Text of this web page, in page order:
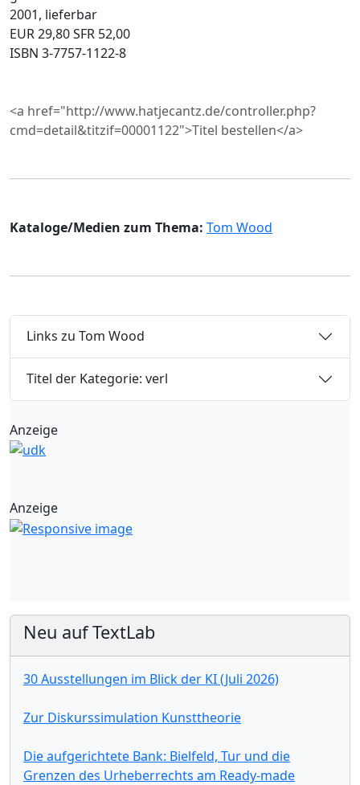
2001, lieferbar
EUR 29,80 SFR 52,00
ISBN 3-7757-1122-8
<a href="http://www.hatjecantz.de/controller.php?
cmd=detail&titzif=00001122">Titel bestellen</a>
Kataloge/Medien zum Thema: Tom Wood
Links zu Tom Wood
Titel der Kategorie: verl
Anzeige
Anzeige
Neu auf TextLab
30 Ausstellungen im Blick der KI (Juli 2026)
Zur Diskurssimulation Kunsttheorie
Die aufgerichtete Bank: Bielfeld, Tur und die
Grenzen des Urheberrechts am Ready-made